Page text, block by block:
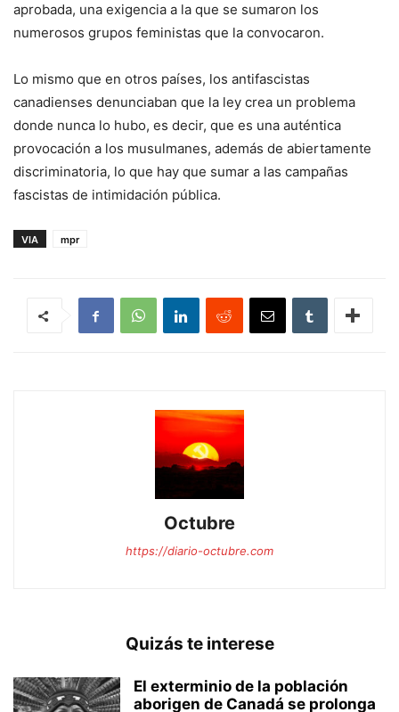
aprobada, una exigencia a la que se sumaron los
numerosos grupos feministas que la convocaron.
Lo mismo que en otros países, los antifascistas
canadienses denunciaban que la ley crea un problema
donde nunca lo hubo, es decir, que es una auténtica
provocación a los musulmanes, además de abiertamente
discriminatoria, lo que hay que sumar a las campañas
fascistas de intimidación pública.
VIA mpr
Octubre
https://diario-octubre.com
Quizás te interese
El exterminio de la población
aborigen de Canadá se prolonga